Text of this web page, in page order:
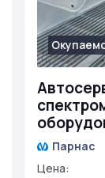
Парнас
Цена: